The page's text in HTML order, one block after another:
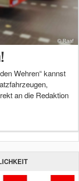
Wehren“ kannst
an die Redaktion